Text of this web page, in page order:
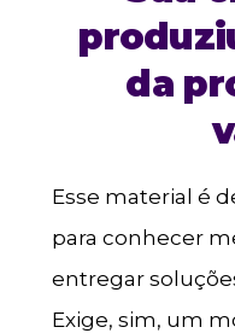
da
Esse material é
para conhecer
entregar
Exige, sim, um